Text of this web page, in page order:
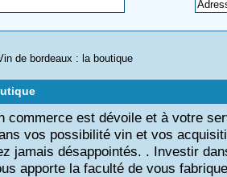
de bordeaux : la boutique
commerce est dévoile et à votre
vos possibilité vin et vos
jamais désappointés. . Investir
apporte la faculté de vous